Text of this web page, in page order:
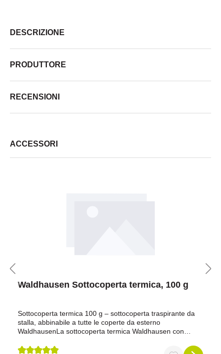
DESCRIZIONE
PRODUTTORE
RECENSIONI
ACCESSORI
Waldhausen Sottocoperta termica, 100 g
Sottocoperta termica 100 g – sottocoperta traspirante da
stalla, abbinabile a tutte le coperte da esterno
WaldhausenLa sottocoperta termica Waldhausen con
desideri offrire al tuo cavallo uno strato leggero ma